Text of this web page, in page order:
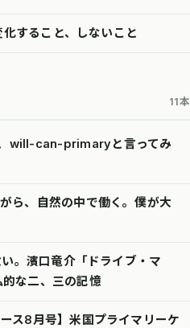
すること、しないこと
11本
will-can-primaryと言ってみ
ら、自然の中で働く。僕が大
。濱口竜介「ドライブ・マ
な二、三の記憶
ス8月号】米国プライマリーケ